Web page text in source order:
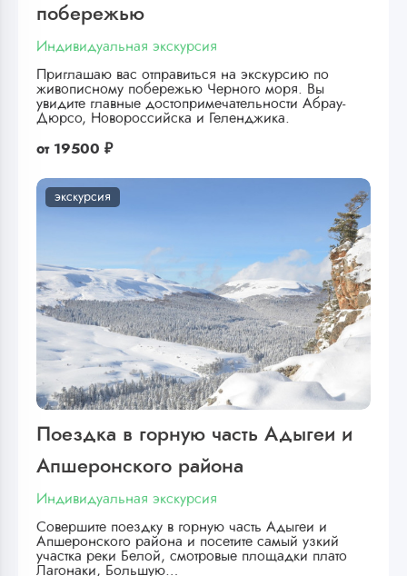
побережью
Индивидуальная экскурсия
Приглашаю вас отправиться на экскурсию по
живописному побережью Черного моря. Вы
увидите главные достопримечательности Абрау-
Дюрсо, Новороссийска и Геленджика.
от 19500 ₽
экскурсия
Поездка в горную часть Адыгеи и
Апшеронского района
Индивидуальная экскурсия
Совершите поездку в горную часть Адыгеи и
Апшеронского района и посетите самый узкий
участка реки Белой, смотровые площадки плато
Лагонаки, Большую…